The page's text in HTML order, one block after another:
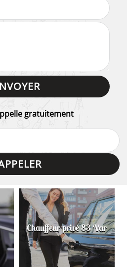
gratuitement
Chauffeur privé 83 Var